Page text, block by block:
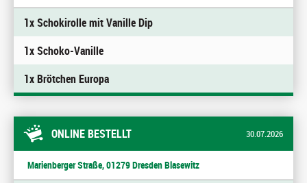
1x Schokirolle mit Vanille Dip
1x Schoko-Vanille
1x Brötchen Europa
ONLINE BESTELLT 30.07.2026
Marienberger Straße, 01279 Dresden Blasewitz